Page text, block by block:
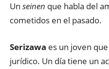
Un seinen que habla del
cometidos en el pasado.
Serizawa es un joven
jurídico. Un día tiene un